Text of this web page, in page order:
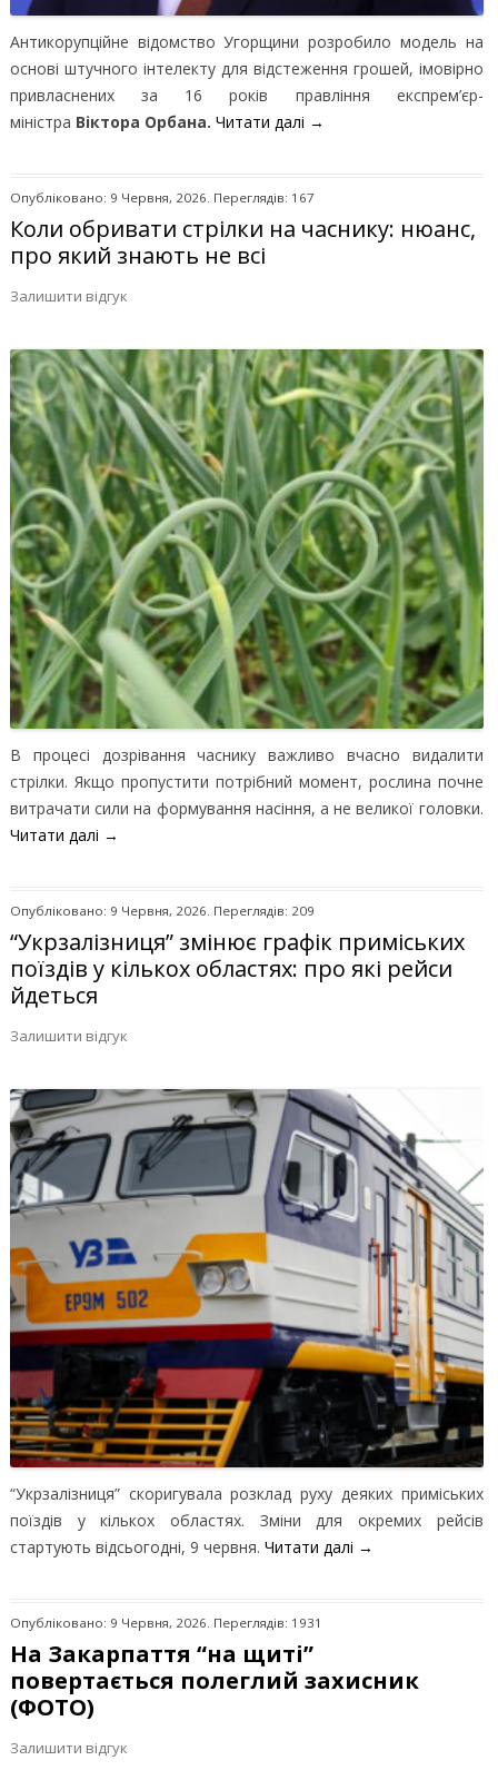
Антикорупційне відомство Угорщини розробило модель на
основі штучного інтелекту для відстеження грошей, імовірно
привласнених за 16 років правління експрем’єр-
міністра Віктора Орбана. Читати далі →
Опубліковано: 9 Червня, 2026. Переглядів: 167
Коли обривати стрілки на часнику: нюанс,
про який знають не всі
Залишити відгук
В процесі дозрівання часнику важливо вчасно видалити
стрілки. Якщо пропустити потрібний момент, рослина почне
витрачати сили на формування насіння, а не великої головки.
Читати далі →
Опубліковано: 9 Червня, 2026. Переглядів: 209
“Укрзалізниця” змінює графік приміських
поїздів у кількох областях: про які рейси
йдеться
Залишити відгук
“Укрзалізниця” скоригувала розклад руху деяких приміських
поїздів у кількох областях. Зміни для окремих рейсів
стартують відсьогодні, 9 червня. Читати далі →
Опубліковано: 9 Червня, 2026. Переглядів: 1931
На Закарпаття “на щиті”
повертається полеглий захисник
(ФОТО)
Залишити відгук